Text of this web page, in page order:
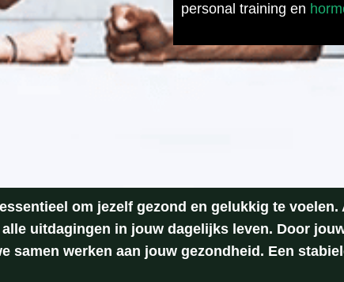
personal training en
om jezelf gezond en gelukkig te
uitdagingen in jouw dagelijks leven. Door
samen werken aan jouw gezondheid. Een